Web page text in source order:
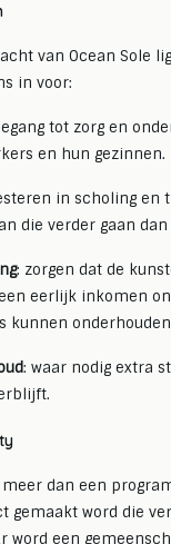
van Ocean Sole
in voor:
tot zorg en
en hun gezinnen.
in scholing en
die verder gaan dan
: zorgen dat de
eerlijk inkomen
kunnen
: waar nodig extra
meer dan een
gemaakt word die
word een